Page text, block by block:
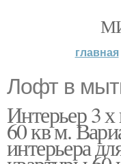
главная
Лофт в
Интерьер 3
60 кв м.
интерьера